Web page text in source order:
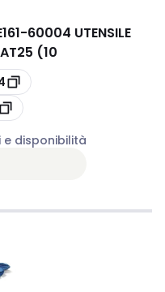
60004 UTENSILE
(10
e disponibilità